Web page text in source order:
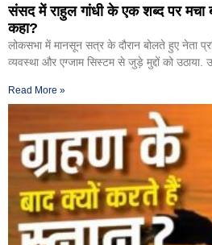
संसद में राहुल गांधी के एक शब्द पर मचा
कहा?
लोकसभा में मानसून सत्र के दौरान बोलते हुए नेता
व्यवस्था और एग्जाम सिस्टम से जुड़े मुद्दों को उठाया.
Read More »